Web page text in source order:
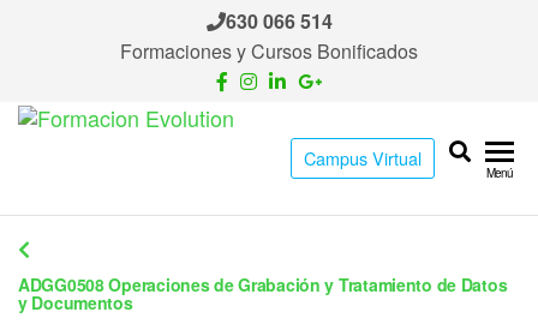
630 066 514
Formaciones y Cursos Bonificados
Formacion
Evolution
Cursos
formación
continua
Campus Virtual
Menú
ADGG0508 Operaciones de Grabación y Tratamiento de Datos
y Documentos